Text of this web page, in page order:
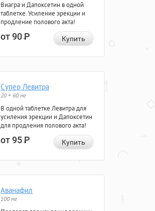
Виагра и Дапоксетин в одной
таблетке. Усиление эрекции и
продление полового акта!
от 90Р Купить
Супер Левитра
20 + 60 мг
В одной таблетке Левитра для
усиления эрекции и Дапоксетин
для продления полового акта!
от 95Р Купить
Аванафил
100 мг